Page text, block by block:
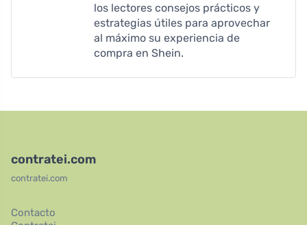
los lectores consejos prácticos y
estrategias útiles para aprovechar
al máximo su experiencia de
compra en Shein.
contratei.com
contratei.com
Contacto